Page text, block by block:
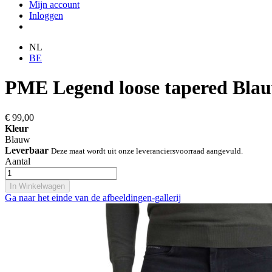
Mijn account
Inloggen
NL
BE
PME Legend loose tapered
€ 99,00
Kleur
Blauw
Leverbaar Deze maat wordt uit onze leveranciersvoorraad aangevuld.
Aantal
In Winkelwagen
Ga naar het einde van de afbeeldingen-gallerij